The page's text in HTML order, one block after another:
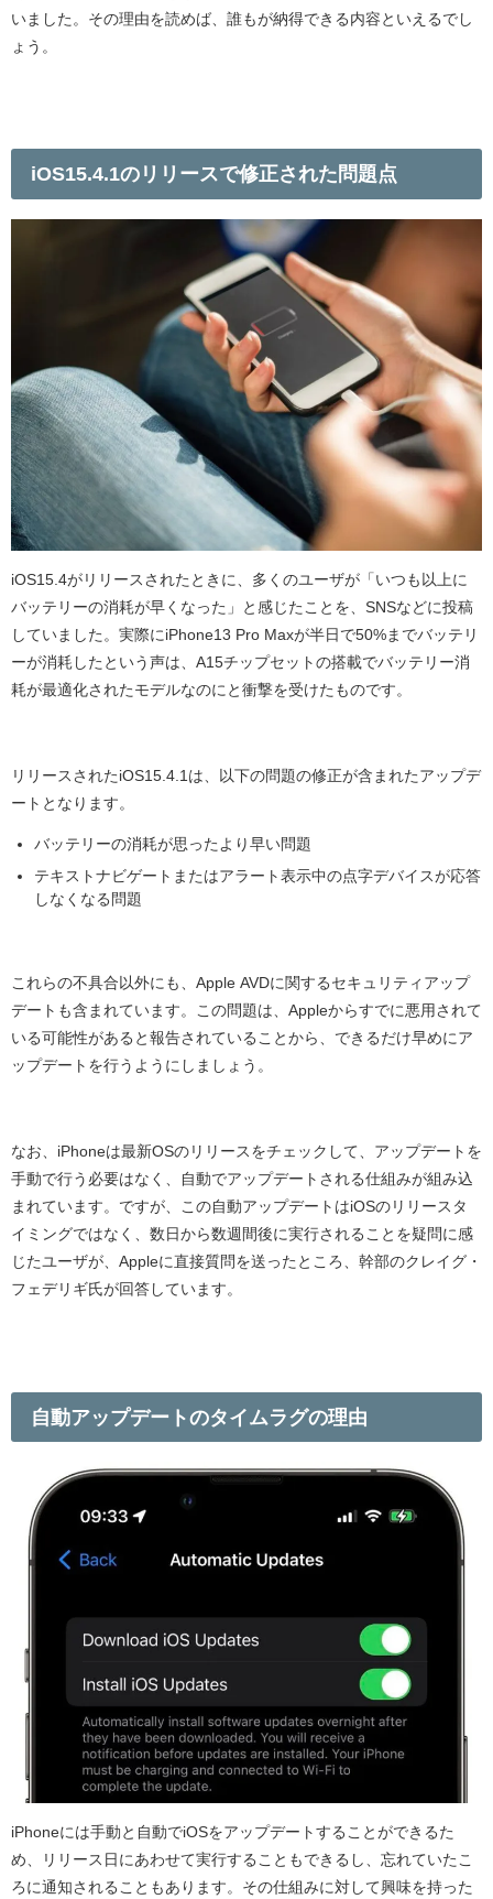
いました。その理由を読めば、誰もが納得できる内容といえるでし
ょう。
iOS15.4.1のリリースで修正された問題点
iOS15.4がリリースされたときに、多くのユーザが「いつも以上に
バッテリーの消耗が早くなった」と感じたことを、 SNSなどに投稿
していました。実際に iPhone13 Pro Maxが半日で50% までバッテリ
ーが消耗したという声は、 A15チップセットの搭載でバッテリー消
耗が最適化されたモデルなのにと衝撃を受けたものです。
リリースされた iOS15.4.1 は、以下の問題の修正が含まれたアップデ
ートとなります。
バッテリーの消耗が思ったより早い問題
テキストナビゲートまたはアラート表示中の点字デバイスが応答
しなくなる問題
これらの不具合以外にも、 Apple AVDに関するセキュリティアップ
デートも含まれています。この問題は、 Appleからすでに悪用されて
いる可能性があると報告されていることから、できるだけ早めにア
ップデートを行うようにしましょう。
なお、 iPhoneは最新OSのリリースをチェックして、アップデートを
手動で行う必要はなく、自動でアップデートされる仕組みが組み込
まれています。ですが、この自動アップデートはiOSのリリースタ
イミングではなく、数日から数週間後に実行されることを疑問に感
じたユーザが、 Appleに直接質問を送ったところ、幹部のクレイグ・
フェデリギ氏が回答しています。
自動アップデートのタイムラグの理由
iPhoneには手動と自動でiOSをアップデートすることができるた
め、リリース日にあわせて実行することもできるし、忘れていたこ
ろに通知されることもあります。その仕組みに対して興味を持った